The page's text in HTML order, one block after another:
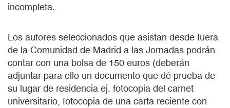
incompleta.
Los autores seleccionados que asistan desde fuera
de la Comunidad de Madrid a las Jornadas podrán
contar con una bolsa de 150 euros (deberán
adjuntar para ello un documento que dé prueba de
su lugar de residencia ej. fotocopia del carnet
universitario, fotocopia de una carta reciente con